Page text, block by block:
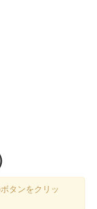
タンをクリッ